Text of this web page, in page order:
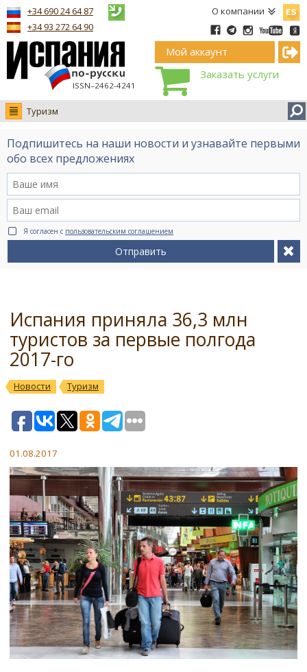
О компании
ISSN–2462-4241
+34 690 24 64 87
+34 93 272 64 90
Мой аккаунт
Заказать услуги
Туризм
Новости
Интервью
Видео Ruso.TV
BCN life
Сервис на немецком
Подпишитесь на наши новости и узнавайте первыми
обо всех предложениях
Я согласен с пользовательским соглашением
Отправить
Испания приняла 36,3 млн
туристов за первые полгода
2017-го
Новости Туризм
01.08.2017